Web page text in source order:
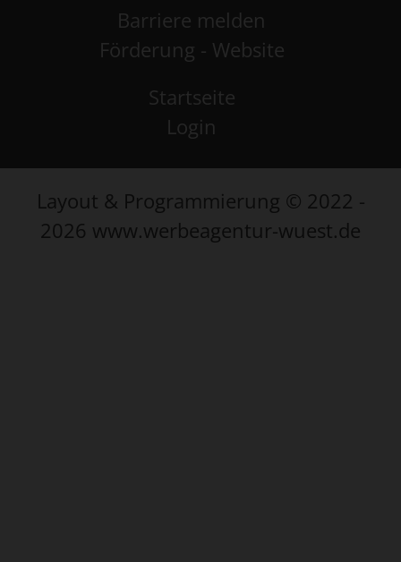
Barriere melden
Förderung - Website
Startseite
Login
Layout & Programmierung © 2022 -
2026 www.werbeagentur-wuest.de